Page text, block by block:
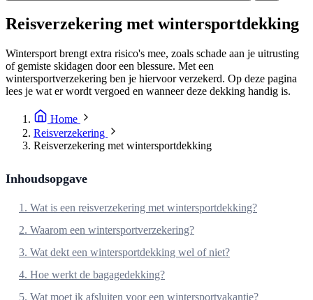
Reisverzekering met wintersportdekking
Wintersport brengt extra risico's mee, zoals schade aan je uitrusting
of gemiste skidagen door een blessure. Met een
wintersportverzekering ben je hiervoor verzekerd. Op deze pagina
lees je wat er wordt vergoed en wanneer deze dekking handig is.
Home
Reisverzekering
Reisverzekering met wintersportdekking
Inhoudsopgave
1. Wat is een reisverzekering met wintersportdekking?
2. Waarom een wintersportverzekering?
3. Wat dekt een wintersportdekking wel of niet?
4. Hoe werkt de bagagedekking?
5. Wat moet ik afsluiten voor een wintersportvakantie?